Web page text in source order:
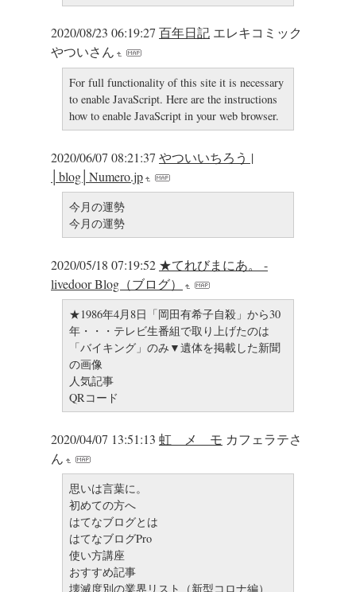
2020/08/23 06:19:27 百年日記 エレキコミック
やついさん
For full functionality of this site it is necessary
to enable JavaScript. Here are the instructions
how to enable JavaScript in your web browser.
2020/06/07 08:21:37 やついいちろう |
│blog│Numero.jp
今月の運勢
今月の運勢
2020/05/18 07:19:52 ★てれびまにあ。 -
livedoor Blog（ブログ）
★1986年4月8日「岡田有希子自殺」から30
年・・・テレビ生番組で取り上げたのは
「バイキング」のみ▼遺体を掲載した新聞
の画像
人気記事
QRコード
2020/04/07 13:51:13 虹 メ モ カフェラテさ
ん
思いは言葉に。
初めての方へ
はてなブログとは
はてなブログPro
使い方講座
おすすめ記事
壊滅度別の業界リスト（新型コロナ編）